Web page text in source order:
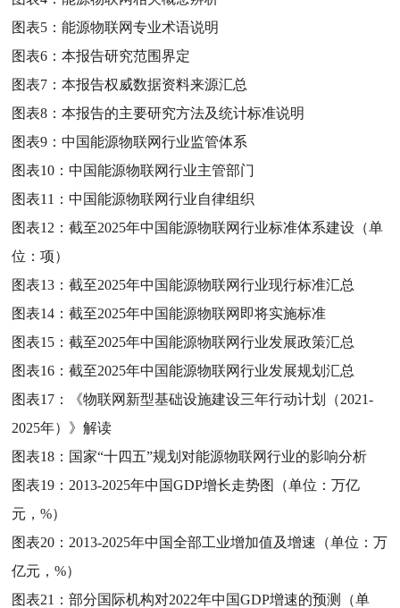
图表5：能源物联网专业术语说明
图表6：本报告研究范围界定
图表7：本报告权威数据资料来源汇总
图表8：本报告的主要研究方法及统计标准说明
图表9：中国能源物联网行业监管体系
图表10：中国能源物联网行业主管部门
图表11：中国能源物联网行业自律组织
图表12：截至2025年中国能源物联网行业标准体系建设（单
位：项）
图表13：截至2025年中国能源物联网行业现行标准汇总
图表14：截至2025年中国能源物联网即将实施标准
图表15：截至2025年中国能源物联网行业发展政策汇总
图表16：截至2025年中国能源物联网行业发展规划汇总
图表17：
《物联网新型基础设施建设三年行动计划（2021-
2025年）》解读
图表18： 国家“十四五”规划对能源物联网行业的影响分析
图表19： 2013-2025年中国GDP增长走势图（单位：万亿
元，%）
图表20： 2013-2025年中国全部工业增加值及增速（单位：万
亿元，%）
图表21：部分国际机构对2022年中国GDP增速的预测（单